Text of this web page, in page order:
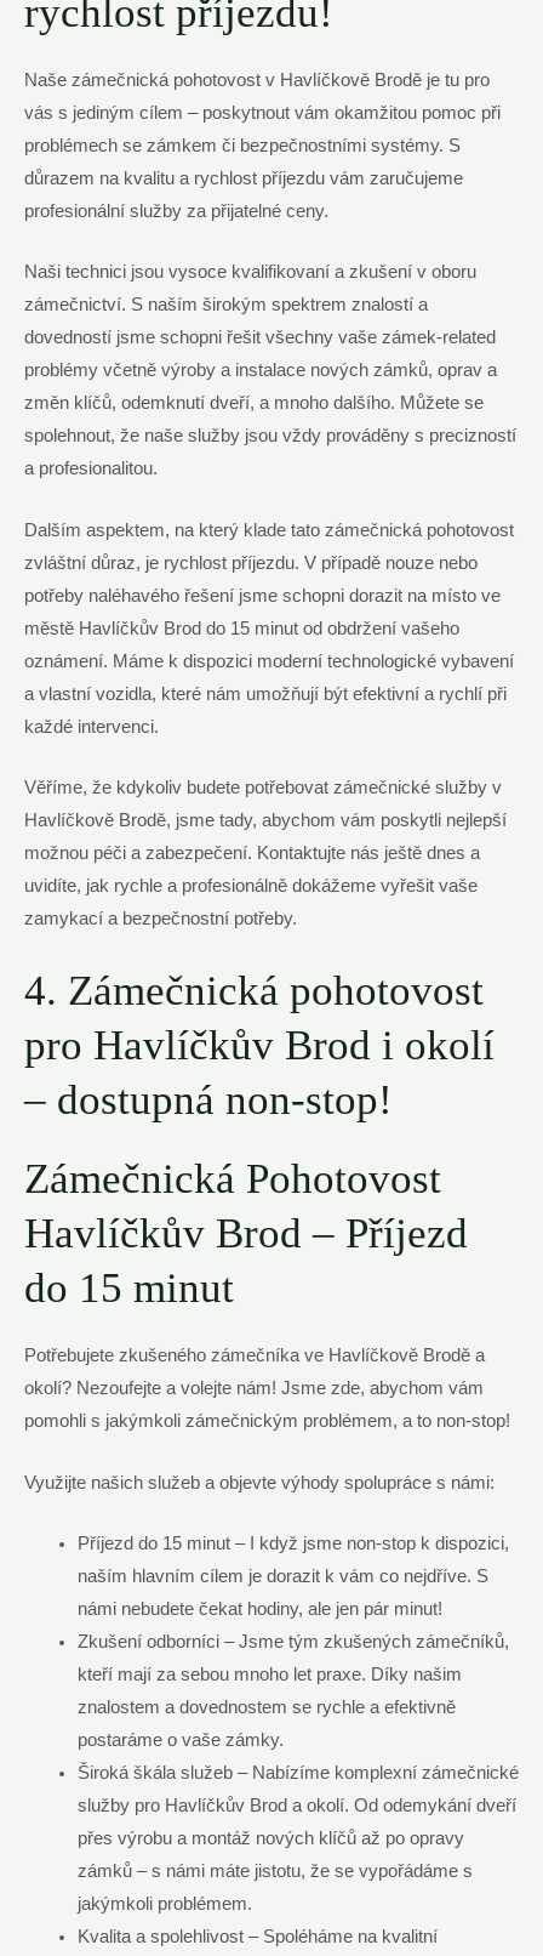
rychlost příjezdu!
Naše zámečnická pohotovost v Havlíčkově Brodě je tu pro
vás s jediným cílem – poskytnout vám okamžitou pomoc při
problémech se zámkem či bezpečnostními systémy. S
důrazem na kvalitu a rychlost příjezdu vám zaručujeme
profesionální služby za přijatelné ceny.
Naši technici jsou vysoce kvalifikovaní a zkušení v oboru
zámečnictví. S naším širokým spektrem znalostí a
dovedností jsme schopni řešit všechny vaše zámek-related
problémy včetně výroby a instalace nových zámků, oprav a
změn klíčů, odemknutí dveří, a mnoho dalšího. Můžete se
spolehnout, že naše služby jsou vždy prováděny s precizností
a profesionalitou.
Dalším aspektem, na který klade tato zámečnická pohotovost
zvláštní důraz, je rychlost příjezdu. V případě nouze nebo
potřeby naléhavého řešení jsme schopni dorazit na místo ve
městě Havlíčkův Brod do 15 minut od obdržení vašeho
oznámení. Máme k dispozici moderní technologické vybavení
a vlastní vozidla, které nám umožňují být efektivní a rychlí při
každé intervenci.
Věříme, že kdykoliv budete potřebovat zámečnické služby v
Havlíčkově Brodě, jsme tady, abychom vám poskytli nejlepší
možnou péči a zabezpečení. Kontaktujte nás ještě dnes a
uvidíte, jak rychle a profesionálně dokážeme vyřešit vaše
zamykací a bezpečnostní potřeby.
4. Zámečnická pohotovost
pro Havlíčkův Brod i okolí
– dostupná non-stop!
Zámečnická Pohotovost
Havlíčkův Brod – Příjezd
do 15 minut
Potřebujete zkušeného zámečníka ve Havlíčkově Brodě a
okolí? Nezoufejte a volejte nám! Jsme zde, abychom vám
pomohli s jakýmkoli zámečnickým problémem, a to non-stop!
Využijte našich služeb a objevte výhody spolupráce s námi:
Příjezd do 15 minut – I když jsme non-stop k dispozici,
naším hlavním cílem je dorazit k vám co nejdříve. S
námi nebudete čekat hodiny, ale jen pár minut!
Zkušení odborníci – Jsme tým zkušených zámečníků,
kteří mají za sebou mnoho let praxe. Díky našim
znalostem a dovednostem se rychle a efektivně
postaráme o vaše zámky.
Široká škála služeb – Nabízíme komplexní zámečnické
služby pro Havlíčkův Brod a okolí. Od odemykání dveří
přes výrobu a montáž nových klíčů až po opravy
zámků – s námi máte jistotu, že se vypořádáme s
jakýmkoli problémem.
Kvalita a spolehlivost – Spoléháme na kvalitní